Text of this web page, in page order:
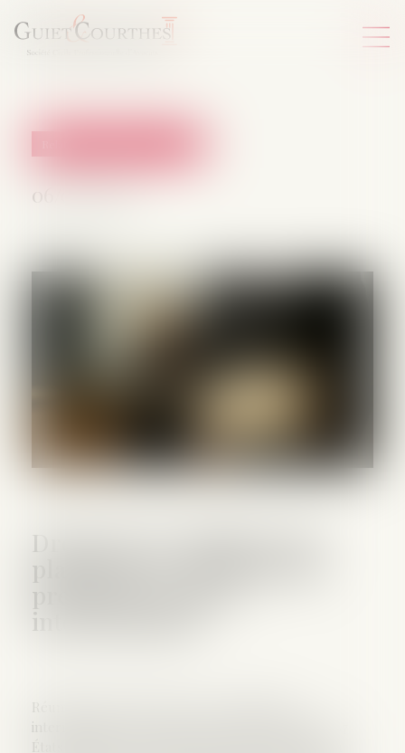
Droits des travailleurs des
plateformes : adoption des
premières normes
internationales
06/07/2026
Réunis à Genève lors de la 114e Conférence
internationale du Travail, les représentants des 187